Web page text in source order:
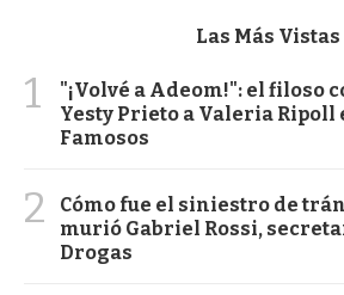
Las Más Vistas
1
"¡Volvé a Adeom!": el filoso
Yesty Prieto a Valeria Ripoll
Famosos
2
Cómo fue el siniestro de
murió Gabriel Rossi,
Drogas